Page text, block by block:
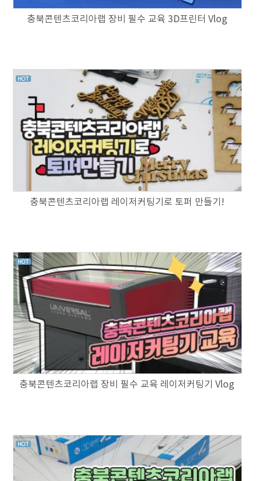
충북콘텐츠코리아랩 장비 필수 교육 3D프린터 Vlog
충북콘텐츠코리아랩 레이저커팅기로 토퍼 만들기!
충북콘텐츠코리아랩 장비 필수 교육 레이저커팅기 Vlog